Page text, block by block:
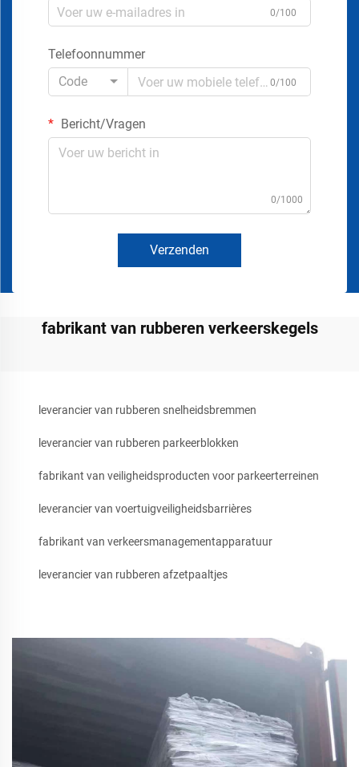
0/100
Telefoonnummer
Code
0/100
Bericht/Vragen
0/1000
Verzenden
fabrikant van rubberen verkeerskegels
leverancier van rubberen snelheidsbremmen
leverancier van rubberen parkeerblokken
fabrikant van veiligheidsproducten voor parkeerterreinen
leverancier van voertuigveiligheidsbarrières
fabrikant van verkeersmanagementapparatuur
leverancier van rubberen afzetpaaltjes